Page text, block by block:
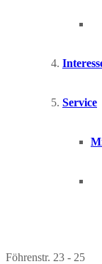
Service
Föhrenstr. 23 - 25